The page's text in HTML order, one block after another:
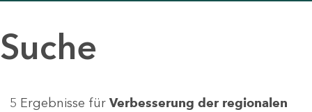
Suche
5 Ergebnisse für Verbesserung der regionalen